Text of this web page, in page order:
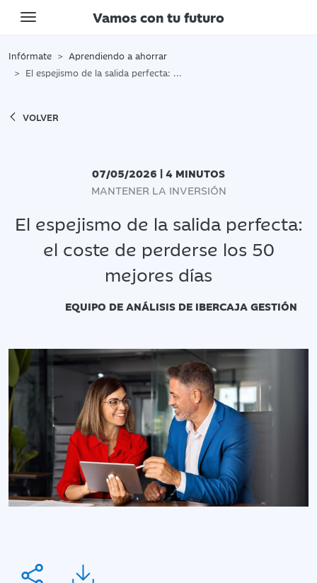
Toggle navigation
Vamos con tu futuro
Infórmate
Aprendiendo a ahorrar
El espejismo de la salida perfecta: el coste de perderse los 50 mejores días
VOLVER
07/05/2026 | 4 MINUTOS
MANTENER LA INVERSIÓN
El espejismo de la salida perfecta:
el coste de perderse los 50
mejores días
EQUIPO DE ANÁLISIS DE IBERCAJA GESTIÓN